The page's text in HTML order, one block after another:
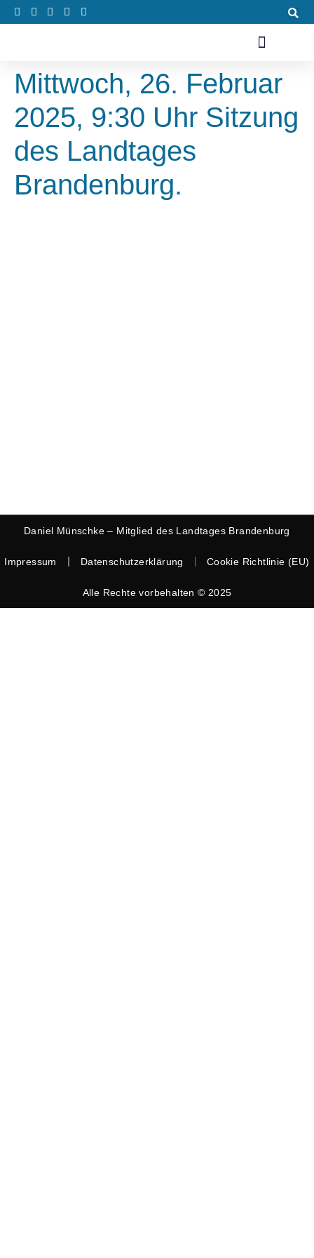
Mittwoch, 26. Februar
2025, 9:30 Uhr Sitzung
des Landtages
Brandenburg.
Daniel Münschke – Mitglied des Landtages Brandenburg
Impressum Datenschutzerklärung Cookie Richtlinie (EU)
Alle Rechte vorbehalten © 2025